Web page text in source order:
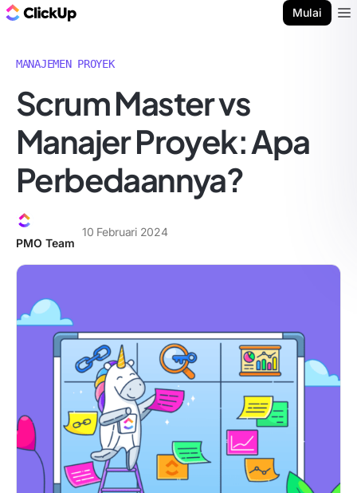
Mulai
MANAJEMEN PROYEK
Scrum Master vs
Manajer Proyek: Apa
Perbedaannya?
PMO Team
10 Februari 2024